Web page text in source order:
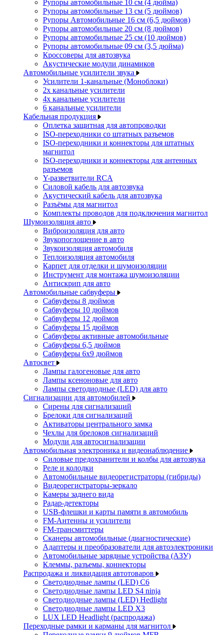
Рупоры автомобильные 10 см (4 дюйма)
Рупоры автомобильные 13 см (5 дюймов)
Рупоры Автомобильные 16 см (6,5 дюймов)
Рупоры автомобильные 20 см (8 дюймов)
Рупоры автомобильные 25 см (10 дюймов)
Рупоры автомобильные 09 см (3,5 дюйма)
Кроссоверы для автозвука
Акустические модули динамиков
Автомобильные усилители звука
Усилители 1-канальные (Моноблоки)
2х канальные усилители
4х канальные усилители
6 канальные усилители
Кабельная продукция
Оплетка защитная для автопроводки
ISO-переходники со штатных разъемов
ISO-переходники и коннекторы для штатных
магнитол
ISO-переходники и коннекторы для антенных
разъемов
Y-разветвители RCA
Силовой кабель для автозвука
Акустический кабель для автозвука
Разъёмы для магнитол
Комплекты проводов для подключения магнитол
Шумоизоляция авто
Виброизоляция для авто
Звукопоглощение в авто
Звукоизоляция автомобиля
Теплоизоляция автомобиля
Карпет для отделки и шумоизоляции
Инструмент для монтажа шумоизоляции
Антискрип для авто
Автомобильные сабвуферы
Сабвуферы 8 дюймов
Сабвуферы 10 дюймов
Сабвуферы 12 дюймов
Сабвуферы 15 дюймов
Сабвуферы активные автомобильные
Сабвуферы 6,5 дюймов
Сабвуферы 6x9 дюймов
Автосвет
Лампы галогеновые для авто
Лампы ксеноновые для авто
Лампы светодиодные (LED) для авто
Сигнализации для автомобилей
Сирены для сигнализаций
Брелоки для сигнализаций
Активаторы центрального замка
Чехлы для брелоков сигнализаций
Модули для автосигнализации
Автомобильная электроника и видеонаблюдение
Силовые предохранители и колбы для автозвука
Реле и колодки
Автомобильные видеорегистраторы (гибриды)
Видеорегистраторы-зеркало
Камеры заднего вида
Радар-детекторы
USB-флешки и карты памяти в автомобиль
FM-Антенны и усилители
FM-трансмиттеры
Сканеры автомобильные (диагностические)
Адаптеры и преобразователи для автоэлектроники
Автомобильные зарядные устройства (АЗУ)
Клеммы, разъемы, коннекторы
Распродажа и ликвидация автотоваров
Светодиодные лампы (LED) C6
Светодиодные лампы LED S4 ninja
Светодиодные лампы (LED) Hedlight
Светодиодные лампы LED X3
LUX LED Headlight (распродажа)
Переходные рамки и карманы для магнитол